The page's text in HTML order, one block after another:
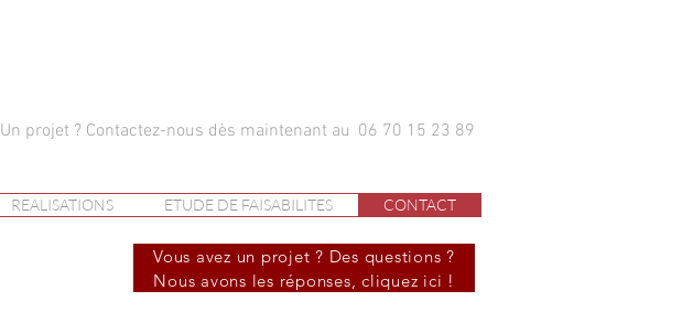
Un projet ? Contactez-nous dès maintenant au 06 70 15 23 89
REALISATIONS ETUDE DE FAISABILITES CONTACT
Vous avez un projet ? Des questions ?
Nous avons les réponses, cliquez ici !